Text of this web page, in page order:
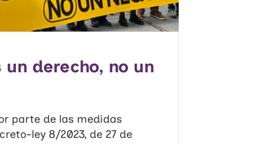
derecho, no un
parte de las medidas
ley 8/2023, de 27 de